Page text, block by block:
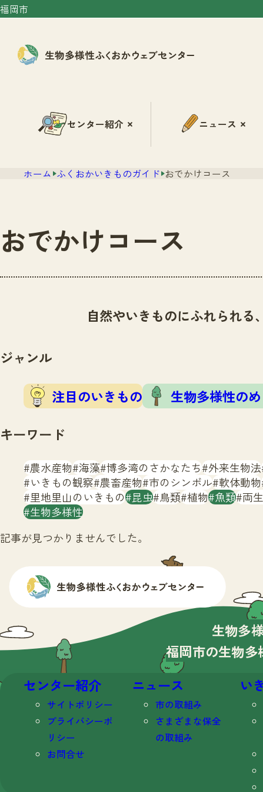
福岡市
センター紹介 ニュース
ホーム ふくおかいきものガイド おでかけコース
おでかけコース
自然やいきものにふれられる
ジャンル
注目のいきもの 生物多様性の
キーワード
農水産物 海藻 博多湾のさかなたち 外来生物法
いきもの観察 農畜産物 市のシンボル 軟体動物
里地里山のいきもの 昆虫 鳥類 植物 魚類 両
生物多様性
記事が見つかりませんでした。
生物多
福岡市の生物多
センター紹介
サイトポリシー
プライバシーポ
リシー
お問合せ
ニュース
市の取組み
さまざまな保全
の取組み
い